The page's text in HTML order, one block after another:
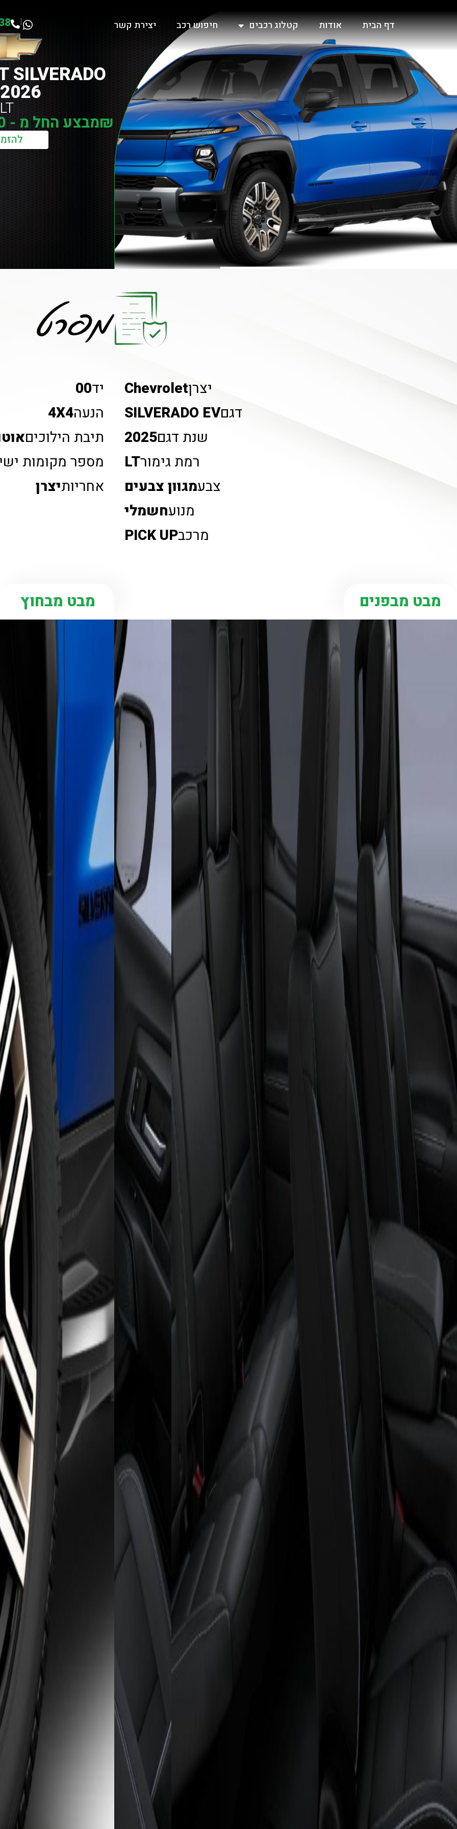
| דף הבית אודות קטלוג רכבים חיפוש רכב יצירת קשר
SILVERADO
LT
₪מבצע החל מ - 285,000 + מע"מ
CHEVROLET SILVERADO EV 2026
מחיר באתר: ₪מבצע החל מ - 285,000 +
מע"מ
מפרט
יצרןChevrolet
דגםSILVERADO EV
שנת דגם2025
רמת גימורLT
צבעמגוון צבעים
מנועחשמלי
מרכבPICK UP
יד00
הנעה4X4
תיבת הילוכים
מספר מקומות
אחריותיצרן
מבט מבפנים מבט מבחוץ